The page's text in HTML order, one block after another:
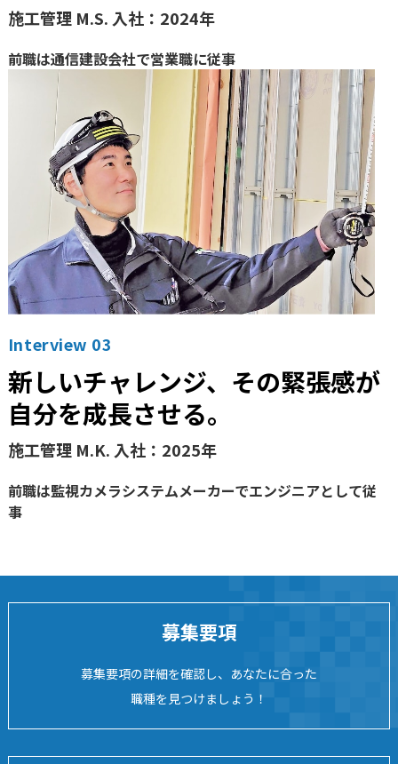
施工管理 M.S. 入社：2024年
前職は通信建設会社で営業職に従事
Interview 03
新しいチャレンジ、その緊張感が
自分を成長させる。
施工管理 M.K. 入社：2025年
前職は監視カメラシステムメーカーでエンジニアとして従
事
募集要項
募集要項の詳細を確認し、あなたに合った
職種を見つけましょう！